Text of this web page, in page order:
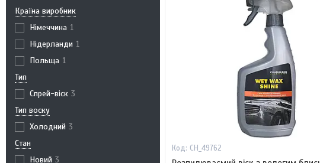
Країна виробник
Німеччина 1
Нідерланди 1
Польща 1
Тип
Спрей-віск 3
Тип воску
Холодний 3
Стан
Новий 3
CH_49762